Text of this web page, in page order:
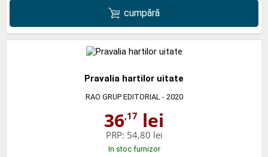
cumpără
Pravalia hartilor uitate
RAO GRUP EDITORIAL- 2020
36,17 lei
PRP: 54,80 lei
In stoc furnizor